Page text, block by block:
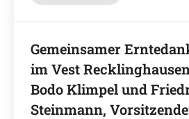
Gemeinsamer
im Vest
Bodo Klimpel und
Steinmann,